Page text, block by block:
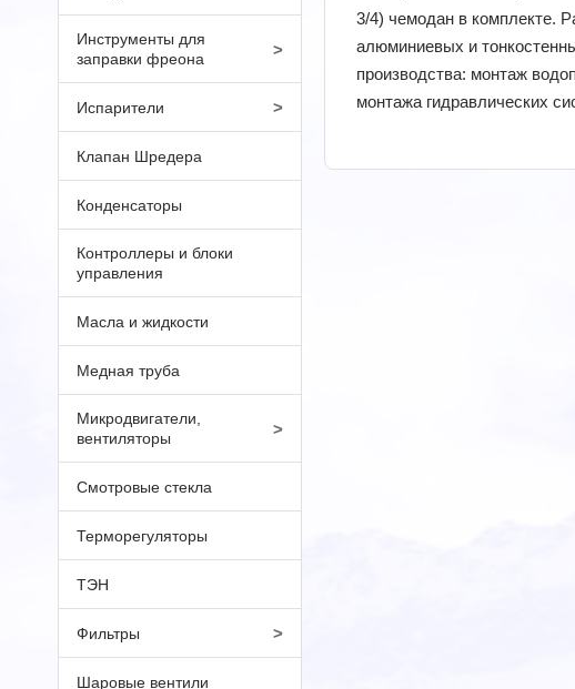
Инструменты для
заправки фреона
>
Испарители >
Клапан Шредера
Конденсаторы
Контроллеры и блоки
управления
Масла и жидкости
Медная труба
Микродвигатели,
вентиляторы
>
Смотровые стекла
Терморегуляторы
ТЭН
Фильтры >
Шаровые вентили
3/4) чемодан в комплекте.
алюминиевых и
производства: монтаж
монтажа гидравлических